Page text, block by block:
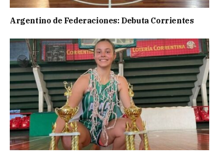
Argentino de Federaciones: Debuta Corrientes